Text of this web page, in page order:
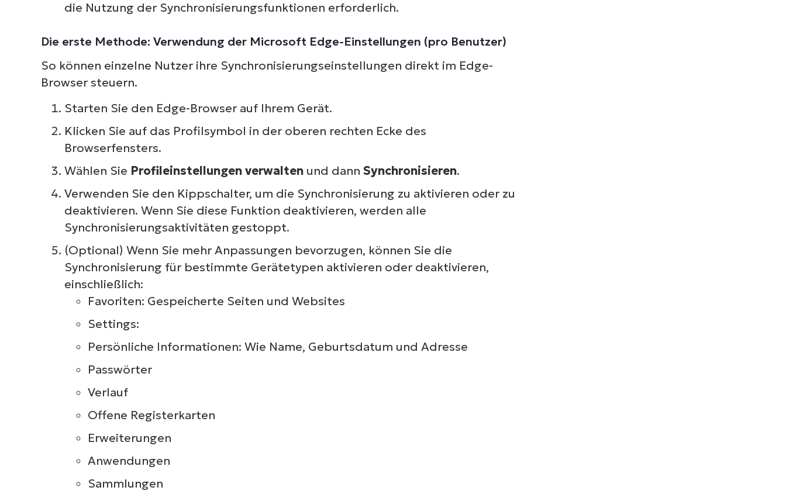
die Nutzung der Synchronisierungsfunktionen erforderlich.
Die erste Methode: Verwendung der Microsoft Edge-Einstellungen (pro Benutzer)
So können einzelne Nutzer ihre Synchronisierungseinstellungen direkt im Edge-
Browser steuern.
Starten Sie den Edge-Browser auf Ihrem Gerät.
Klicken Sie auf das Profilsymbol in der oberen rechten Ecke des
Browserfensters.
Wählen Sie Profileinstellungen verwalten und dann Synchronisieren.
Verwenden Sie den Kippschalter, um die Synchronisierung zu aktivieren oder zu
deaktivieren. Wenn Sie diese Funktion deaktivieren, werden alle
Synchronisierungsaktivitäten gestoppt.
(Optional) Wenn Sie mehr Anpassungen bevorzugen, können Sie die
Synchronisierung für bestimmte Gerätetypen aktivieren oder deaktivieren,
einschließlich:
Favoriten: Gespeicherte Seiten und Websites
Settings:
Persönliche Informationen: Wie Name, Geburtsdatum und Adresse
Passwörter
Verlauf
Offene Registerkarten
Erweiterungen
Anwendungen
Sammlungen